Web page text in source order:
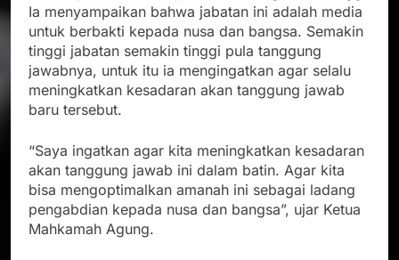
Ia menyampaikan bahwa jabatan ini adalah media
untuk berbakti kepada nusa dan bangsa. Semakin
tinggi jabatan semakin tinggi pula tanggung
jawabnya, untuk itu ia mengingatkan agar selalu
meningkatkan kesadaran akan tanggung jawab
baru tersebut.
“Saya ingatkan agar kita meningkatkan kesadaran
akan tanggung jawab ini dalam batin. Agar kita
bisa mengoptimalkan amanah ini sebagai ladang
pengabdian kepada nusa dan bangsa”, ujar Ketua
Mahkamah Agung.